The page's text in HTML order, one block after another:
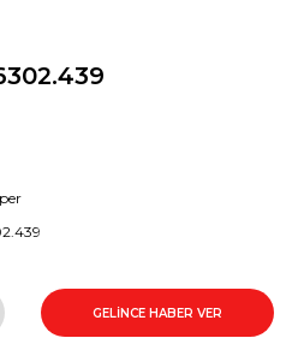
GELİNCE HABER VER